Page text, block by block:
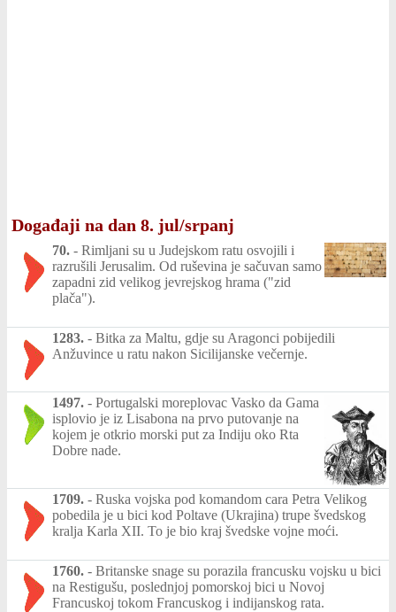
Događaji na dan 8. jul/srpanj
70. - Rimljani su u Judejskom ratu osvojili i
razrušili Jerusalim. Od ruševina je sačuvan samo
zapadni zid velikog jevrejskog hrama ("zid
plača").
1283. - Bitka za Maltu, gdje su Aragonci pobijedili
Anžuvince u ratu nakon Sicilijanske večernje.
1497. - Portugalski moreplovac Vasko da Gama
isplovio je iz Lisabona na prvo putovanje na
kojem je otkrio morski put za Indiju oko Rta
Dobre nade.
1709. - Ruska vojska pod komandom cara Petra Velikog
pobedila je u bici kod Poltave (Ukrajina) trupe švedskog
kralja Karla XII. To je bio kraj švedske vojne moći.
1760. - Britanske snage su porazila francusku vojsku u bici
na Restigušu, poslednjoj pomorskoj bici u Novoj
Francuskoj tokom Francuskog i indijanskog rata.